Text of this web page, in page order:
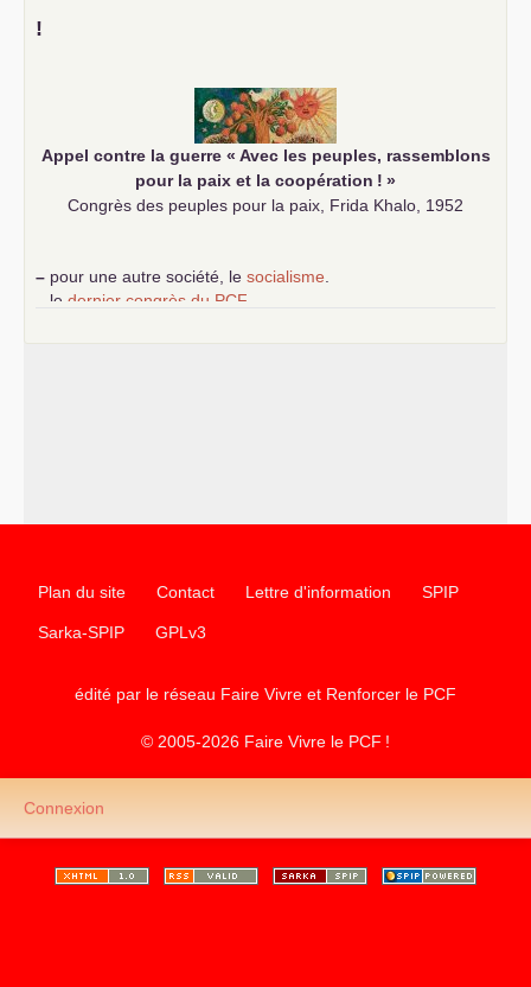
–!
Appel contre la guerre « Avec les peuples, rassemblons
pour la paix et la coopération ! »
Congrès des peuples pour la paix, Frida Khalo, 1952
– pour une autre société, le socialisme
le dernier congrès du PCF
Plan du site Contact Lettre d'information SPIP
Sarka-SPIP GPLv3
édité par le réseau Faire Vivre et Renforcer le PCF
© 2005-2026 Faire Vivre le PCF !
Connexion